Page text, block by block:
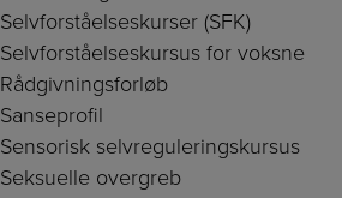
Selvforståelseskurser (SFK)
Selvforståelseskursus for voksne
Rådgivningsforløb
Sanseprofil
Sensorisk selvreguleringskursus
Seksuelle overgreb